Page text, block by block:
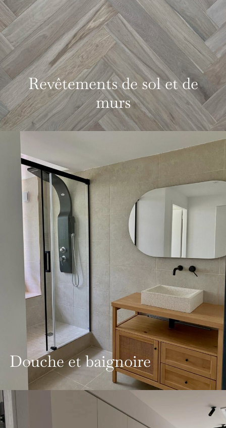
Revêtements de sol et de
murs
Douche et baignoire